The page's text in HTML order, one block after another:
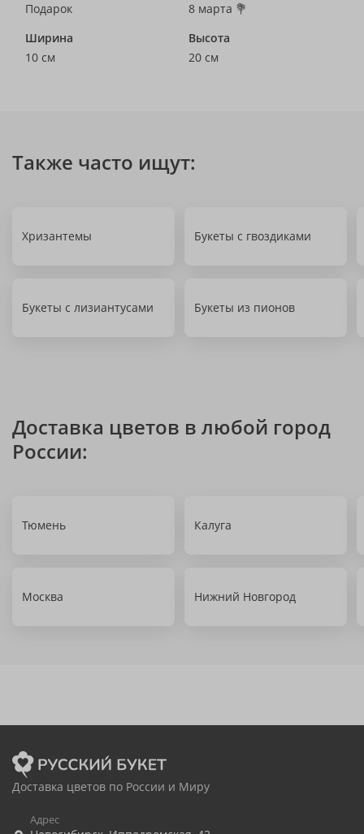
Подарок
8 марта 💐
Ширина
10 см
Высота
20 см
Также часто ищут:
Хризантемы Букеты с гвоздиками
Букеты с лизиантусами Букеты из пионов
Доставка цветов в любой город
России:
Тюмень Калуга
Москва Нижний Новгород
Доставка цветов по России и Миру
Адрес